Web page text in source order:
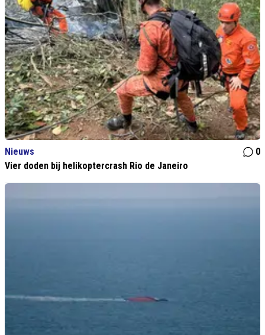
Nieuws
0
Vier doden bij helikoptercrash Rio de Janeiro